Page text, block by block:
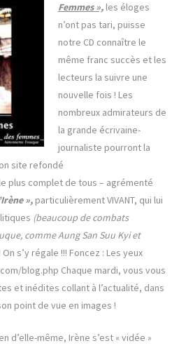
Femmes »,les éloges
n’ont pas tari, puisse
notre CD connaître le
même franc succès et les
lecteurs la suivre une
nouvelle fois ! Les
nombreux admirateurs de
la grande écrivaine-
journaliste pourront la
site refondé
plus complet de tous – agrémenté
», particulièrement VIVANT, qui lui
(beaucoup de combats
comme Aung San Suu Kyi et
s’y régale !!! Foncez : Les yeux
blog.php Chaque mardi, vous vous
et inédites collant à l’actualité, dans
point de vue en images !
d’elle-même, Irène s’est « vidée »